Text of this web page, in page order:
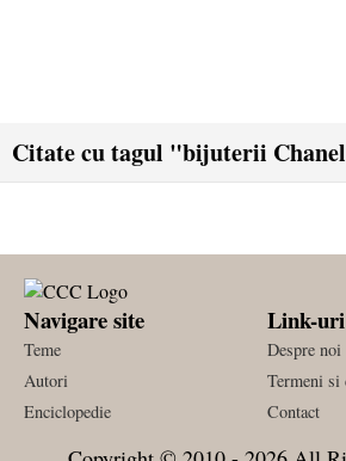
Citate cu tagul "bijuterii
Navigare site
Teme
Autori
Enciclopedie
Link-
Despre noi
Termeni
Contact